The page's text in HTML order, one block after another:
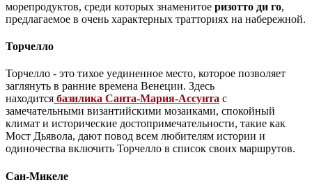
морепродуктов, среди которых знаменитое ризотто ди го,
предлагаемое в очень характерных тратториях на набережной.
Торчелло
Торчелло - это тихое уединенное место, которое позволяет
заглянуть в ранние времена Венеции. Здесь
находится базилика Санта-Мария-Ассунта с
замечательными византийскими мозаиками, спокойный
климат и исторические достопримечательности, такие как
Мост Дьявола, дают повод всем любителям истории и
одиночества включить Торчелло в список своих маршрутов.
Сан-Микеле